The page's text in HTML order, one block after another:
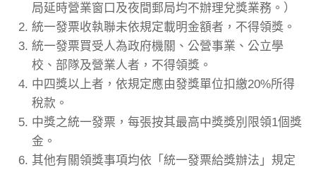
局延時營業窗口及夜間郵局均不辦理兌獎業務。）
統一發票收執聯未依規定載明金額者，不得領獎。
統一發票買受人為政府機關、公營事業、公立學
校、部隊及營業人者，不得領獎。
中四獎以上者，依規定應由發獎單位扣繳20%所得
稅款。
中獎之統一發票，每張按其最高中獎獎別限領1個獎
金。
其他有關領獎事項均依「統一發票給獎辦法」規定